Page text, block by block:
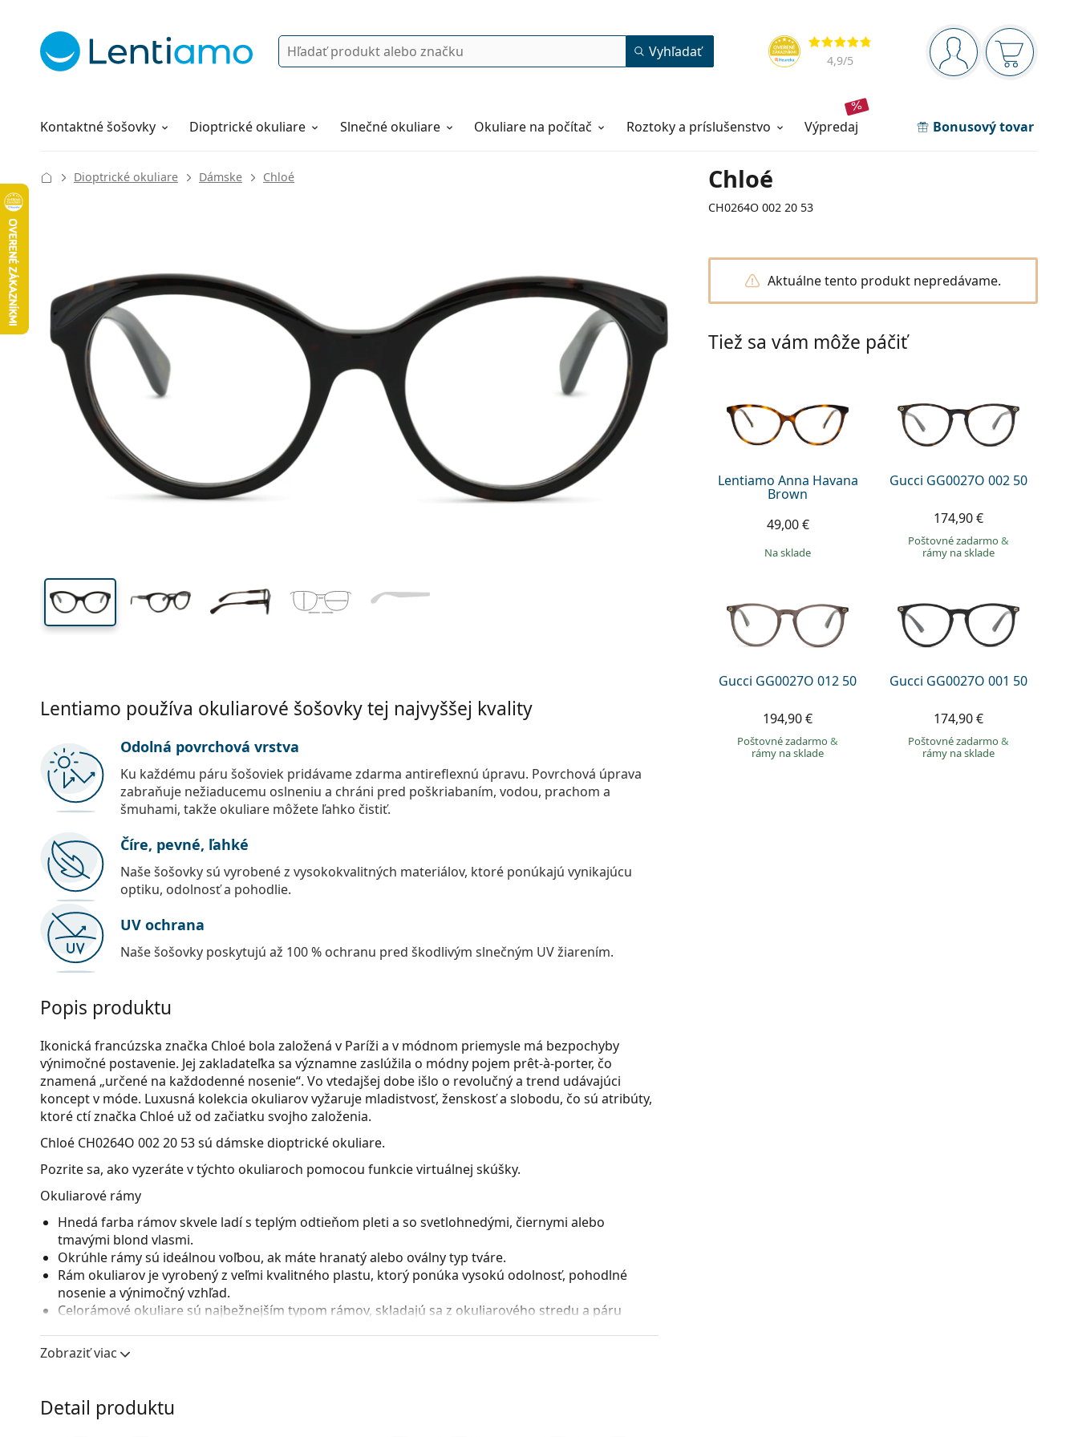
Navigačný panel
ste prihláseníNákupný
Hodnotenia
4,9/5
Vyhľadávanie Vyhľadať
Kontaktné šošovky
Roztoky Dioptrické okuliare Slnečné okuliare Okuliare na počítač Roztoky a príslušenstvo výpredaj Bonusový tovar
Všetko o nákupe
Chloé
CH0264O 002 20 53
Dioptrické okuliare Dámske Chloé
133 mm
44 mm
Výška očnice Šírka očnice
20
Šírka
mostíka
Aktuálne tento produkt nepredávame.
Tiež sa vám môže páčiť
Lentiamo Anna Havana
Brown
49,00 €
na sklade
Gucci GG0027O 002 50
174,90 €
Poštovné zadarmo&
rámy na sklade
Gucci GG0027O 012 50
194,90 €
Poštovné zadarmo&
rámy na sklade
Gucci GG0027O 001 50
174,90 €
Poštovné zadarmo&
rámy na sklade
Lentiamo používa okuliarové šošovky tej najvyššej kvality
Odolná povrchová vrstva
Ku každému páru šošoviek pridávame zdarma antireflexnú úpravu. Povrchová úprava
zabraňuje nežiaducemu oslneniu a chráni pred poškriabaním, vodou, prachom a
šmuhami, takže okuliare môžete ľahko čistiť.
Číre, pevné, ľahké
Naše šošovky sú vyrobené z vysokokvalitných materiálov, ktoré ponúkajú vynikajúcu
optiku, odolnosť a pohodlie.
UV ochrana
Naše šošovky poskytujú až 100 % ochranu pred škodlivým slnečným UV žiarením.
Popis produktu
Ikonická francúzska značka Chloé bola založená v Paríži a v módnom priemysle má bezpochyby
výnimočné postavenie. Jej zakladateľka sa významne zaslúžila o módny pojem prêt-à-porter, čo
znamená „určené na každodenné nosenie“. Vo vtedajšej dobe išlo o revolučný a trend udávajúci
koncept v móde. Luxusná kolekcia okuliarov vyžaruje mladistvosť, ženskosť a slobodu, čo sú atribúty,
ktoré ctí značka Chloé už od začiatku svojho založenia.
Chloé CH0264O 002 20 53sú dámske dioptrické okuliare.
Pozrite sa, ako vyzeráte v týchto okuliaroch pomocou funkcie virtuálnej skúšky.
Okuliarové rámy
Hnedá farba rámov skvele ladí s teplým odtieňom pleti a so svetlohnedými, čiernymi alebo
tmavými blond vlasmi.
Okrúhle rámy sú ideálnou voľbou, ak máte hranatý alebo oválny typ tváre.
Rám okuliarov je vyrobený z veľmi kvalitného plastu, ktorý ponúka vysokú odolnosť, pohodlné
nosenie a výnimočný vzhľad.
Celorámové okuliare sú najbežnejším typom rámov, skladajú sa z okuliarového stredu a páru
patrí pevnosť, odolnosť, spoľahlivé uchytenie okuliarových šošoviek a predovšetkým ich ochrana
pred poškodením. Tento druh rámu je vhodný pre všetky typy okuliarových šošoviek, vrátane tých
Príslušenstvo
Zobraziť viac
Detail produktu